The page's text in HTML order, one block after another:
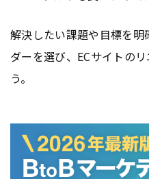
解決したい課題や目標を
ダーを選び、ECサイトの
う。